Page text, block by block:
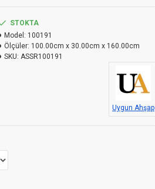
STOKTA
Model: 100191
Ölçüler: 100.00cm x 30.00cm x 160.00cm
SKU: ASSR100191
Uygun Ahşap